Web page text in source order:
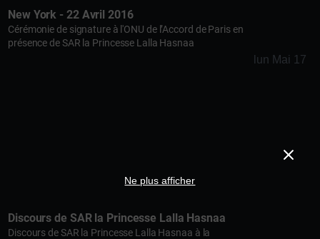
Ne plus afficher
New York - 22 Avril 2016
Cérémonie de signature à l'ONU de l’Accord de Paris en
présence de SAR la Princesse Lalla Hasnaa
lun Mai 17
Discours de SAR la Princesse Lalla Hasnaa
Discours de SAR la Princesse Lalla Hasnaa à la